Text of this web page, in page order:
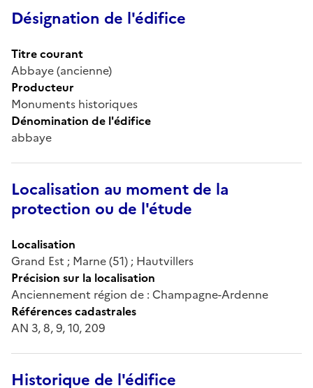
Désignation de l'édifice
Titre courant
Abbaye (ancienne)
Producteur
Monuments historiques
Dénomination de l'édifice
abbaye
Localisation au moment de la
protection ou de l'étude
Localisation
Grand Est ; Marne (51) ; Hautvillers
Précision sur la localisation
Anciennement région de : Champagne-Ardenne
Références cadastrales
AN 3, 8, 9, 10, 209
Historique de l'édifice